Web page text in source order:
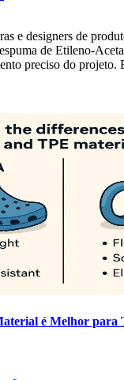
e designers de
de Etileno-
preciso do projeto.
é Melhor para